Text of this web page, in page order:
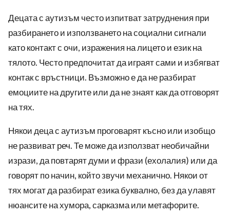
Децата с аутизъм често изпитват затруднения при
разбирането и използването на социални сигнали
като контакт с очи, изражения на лицето и език на
тялото. Често предпочитат да играят сами и избягват
контак с връстници. Възможно е да не разбират
емоциите на другите или да не знаят как да отговорят
на тях.
Някои деца с аутизъм проговарят късно или изобщо
не развиват реч. Те може да използват необичайни
изрази, да повтарят думи и фрази (ехолалия) или да
говорят по начин, който звучи механично. Някои от
тях могат да разбират езика буквално, без да улавят
нюансите на хумора, сарказма или метафорите.